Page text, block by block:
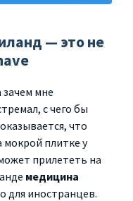
— это не
мне
с чего бы
что
мокрой плитке у
прилететь на
медицина
для иностранцев.